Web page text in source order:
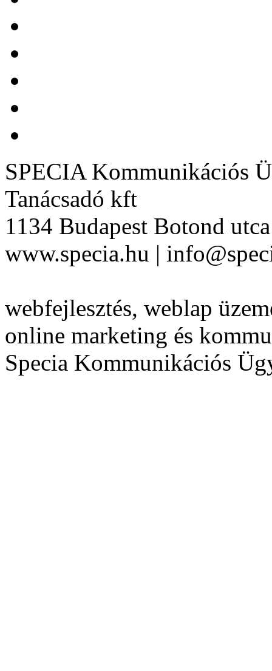
SPECIA Kommunikációs
Tanácsadó kft
1134 Budapest Botond
www.specia.hu |
webfejlesztés, weblap
online marketing és
Specia Kommunikációs